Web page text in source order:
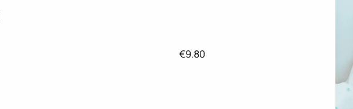
€9.80